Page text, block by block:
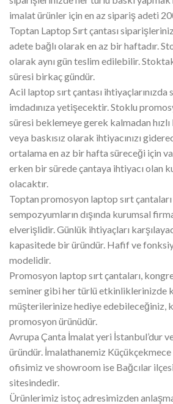
imalat ürünler için en az sipariş adeti
Toptan Laptop Sırt çantası
adete bağlı olarak en az bir haftadır.
olarak aynı gün teslim edilebilir.
süresi birkaç gündür.
Acil laptop sırt çantası ihtiyaçlarınızda
imdadınıza yetişecektir. Stoklu
süresi beklemeye gerek kalmadan
veya baskısız olarak ihtiyacınızı
ortalama en az bir hafta süreceği için
erken bir sürede çantaya ihtiyacı olan
olacaktır.
Toptan promosyon laptop sırt
sempozyumların dışında kurumsal
elverişlidir. Günlük ihtiyaçları
kapasitede bir üründür. Hafif ve
modelidir.
Promosyon laptop sırt çantaları,
seminer gibi her türlü etkinliklerinizde
müşterilerinize hediye edebileceğiniz,
promosyon ürünüdür.
Avrupa Çanta İmalat yeri İstanbul’dur
üründür. İmalathanemiz Küçükçekmece
ofisimiz ve showroom ise Bağcılar
sitesindedir.
Ürünlerimiz istoç adresimizden